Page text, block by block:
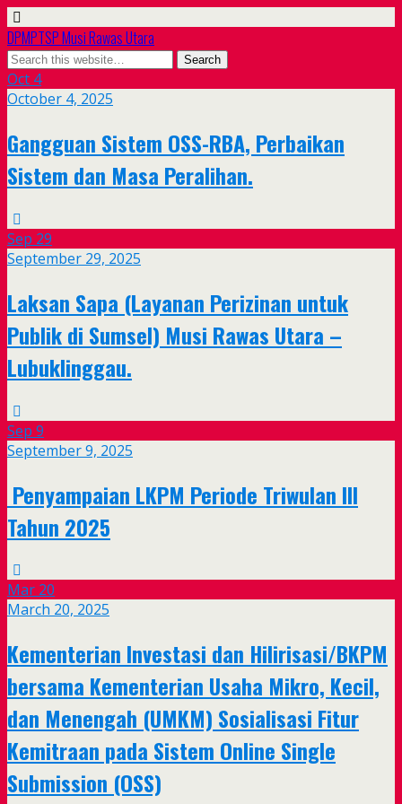
DPMPTSP Musi Rawas Utara
Oct 4
October 4, 2025
Gangguan Sistem OSS-RBA, Perbaikan
Sistem dan Masa Peralihan.
Sep 29
September 29, 2025
Laksan Sapa (Layanan Perizinan untuk
Publik di Sumsel) Musi Rawas Utara –
Lubuklinggau.
Sep 9
September 9, 2025
Penyampaian LKPM Periode Triwulan III
Tahun 2025
Mar 20
March 20, 2025
Kementerian Investasi dan Hilirisasi/BKPM
bersama Kementerian Usaha Mikro, Kecil,
dan Menengah (UMKM) Sosialisasi Fitur
Kemitraan pada Sistem Online Single
Submission (OSS)